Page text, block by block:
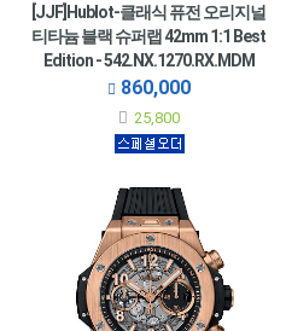
[JJF]Hublot-클래식 퓨전 오리지널
티타늄 블랙 슈퍼랩 42mm 1:1 Best
Edition - 542.NX.1270.RX.MDM
860,000
25,800